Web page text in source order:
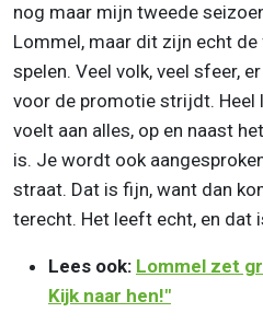
nog maar mijn tweede
Lommel, maar dit zijn echt
spelen. Veel volk, veel sfeer,
voor de promotie strijdt. Heel
voelt aan alles, op en naast
is. Je wordt ook
straat. Dat is fijn, want dan
terecht. Het leeft echt, en dat
Lees ook: Lommel zet
Kijk naar hen!"